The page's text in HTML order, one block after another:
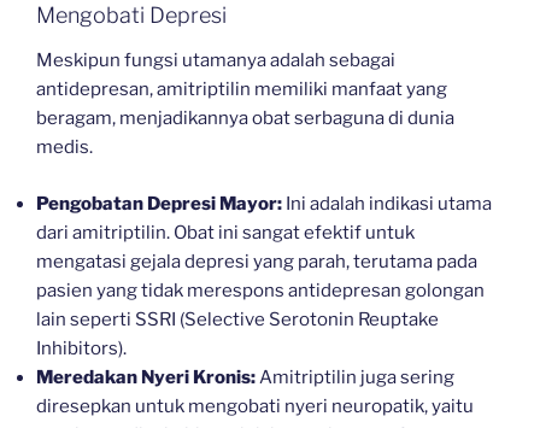
Mengobati Depresi
Meskipun fungsi utamanya adalah sebagai
antidepresan, amitriptilin memiliki manfaat yang
beragam, menjadikannya obat serbaguna di dunia
medis.
Pengobatan Depresi Mayor: Ini adalah indikasi utama
dari amitriptilin. Obat ini sangat efektif untuk
mengatasi gejala depresi yang parah, terutama pada
pasien yang tidak merespons antidepresan golongan
lain seperti SSRI (Selective Serotonin Reuptake
Inhibitors).
Meredakan Nyeri Kronis:Amitriptilin juga sering
diresepkan untuk mengobati nyeri neuropatik, yaitu